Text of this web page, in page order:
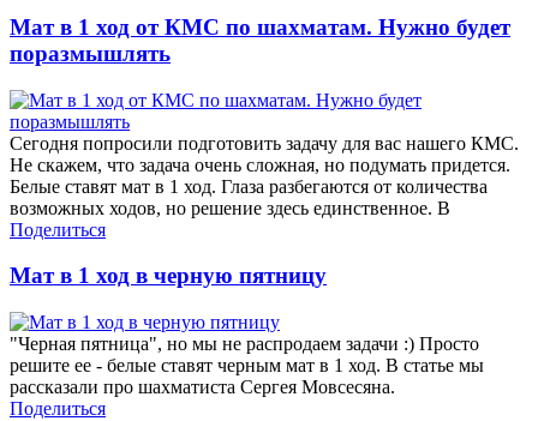
Мат в 1 ход от КМС по шахматам. Нужно будет
поразмышлять
Сегодня попросили подготовить задачу для вас нашего КМС.
Не скажем, что задача очень сложная, но подумать придется.
Белые ставят мат в 1 ход. Глаза разбегаются от количества
возможных ходов, но решение здесь единственное. В
Поделиться
Мат в 1 ход в черную пятницу
"Черная пятница", но мы не распродаем задачи :) Просто
решите ее - белые ставят черным мат в 1 ход. В статье мы
рассказали про шахматиста Сергея Мовсесяна.
Поделиться